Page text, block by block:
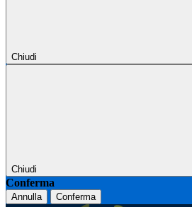
Chiudi
Chiudi
Conferma
Annulla Conferma